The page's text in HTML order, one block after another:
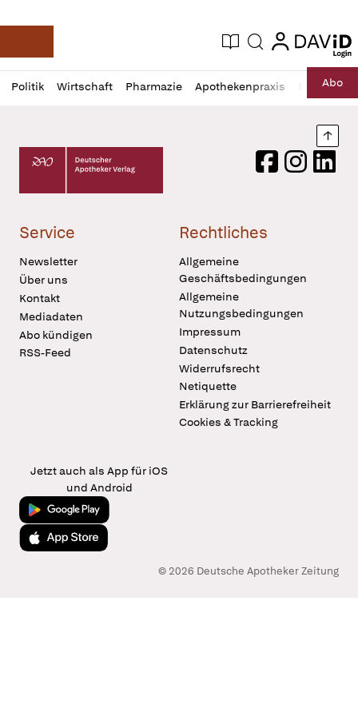
Deutsche Apotheker Zeitung
Aktuelle Ausgabe
Suche login
login
Politik Wirtschaft Pharmazie Apothekenpraxis RechtAbo
Profil
öffnen
Daz
Pur
Deutscher Apotheker Verlag Logo
FacebookInstagram
Service
Newsletter
Über uns
Kontakt
Mediadaten
Abo kündigen
RSS-Feed
Rechtliches
Allgemeine
Geschäftsbedingungen
Allgemeine
Nutzungsbedingungen
Impressum
Datenschutz
Widerrufsrecht
Netiquette
Erklärung zur Barrierefreiheit
Cookies & Tracking
Jetzt auch als App für iOS
und Android
Jetzt bei Google Play
Laden im App Store
© 2026 Deutsche Apotheker Zeitung